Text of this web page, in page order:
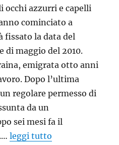
occhi azzurri e capelli
cominciato a
fissato la data del
di maggio del 2010.
emigrata otto anni
Dopo l’ultima
regolare permesso di
da un
sei mesi fa il
leggi tutto